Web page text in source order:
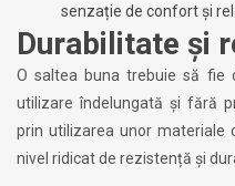
senzație de confort și
Durabilitate și
O saltea buna trebuie să fie
utilizare îndelungată și fără
prin utilizarea unor materiale
nivel ridicat de rezistență și